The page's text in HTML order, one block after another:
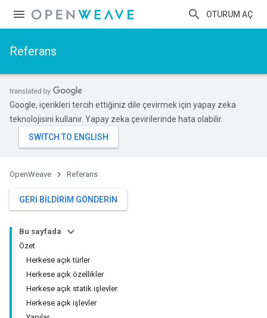
OTURUM AÇ
Referans
Google, içerikleri tercih ettiğiniz dile çevirmek için yapay zeka
teknolojisini kullanır. Yapay zeka çevirilerinde hata olabilir.
OpenWeave Referans
GERI BILDIRIM GÖNDERIN
Bu sayfada
Özet
Herkese açık türler
Herkese açık özellikler
Herkese açık statik işlevler
Herkese açık işlevler